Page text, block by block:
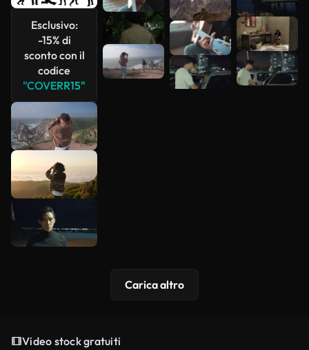
Esclusivo:
-15% di
sconto con il
codice
"COVERR15"
più
Carica altro
Video stock gratuiti